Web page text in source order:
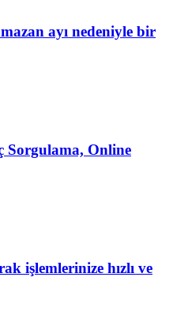
ayı nedeniyle bir
Sorgulama, Online
işlemlerinize hızlı ve